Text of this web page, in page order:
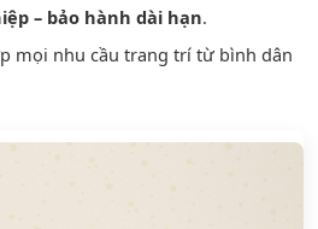
– bảo hành dài hạn.
mọi nhu cầu trang trí từ bình dân